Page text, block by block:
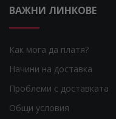
ВАЖНИ ЛИНКОВЕ
Как мога да платя?
Начини на доставка
Проблеми с доставката
Общи условия